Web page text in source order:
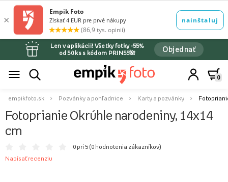
Len v aplikácii! Všetky fotky -55%
od 50 ks s kódom PRIN55🌺
Objednať
0
empikfoto.sk Pozvánky a pohľadnice Karty a pozvánky
Fotoprianie Okrúhle narodeniny, 14x14
cm
0 pri 5 (0 hodnotenia zákazníkov)
Napísať recenziu